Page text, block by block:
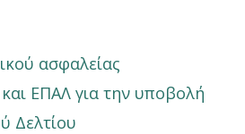
ασφαλείας
ΕΠΑΛ για την υποβολή
Δελτίου